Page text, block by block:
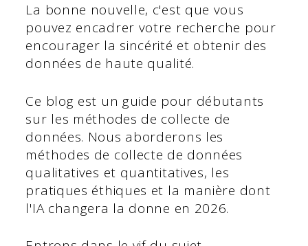
La bonne nouvelle, c'est que vous
pouvez encadrer votre recherche pour
encourager la sincérité et obtenir des
données de haute qualité.
Ce blog est un guide pour débutants
sur les méthodes de collecte de
données. Nous aborderons les
méthodes de collecte de données
qualitatives et quantitatives, les
pratiques éthiques et la manière dont
l'IA changera la donne en 2026.